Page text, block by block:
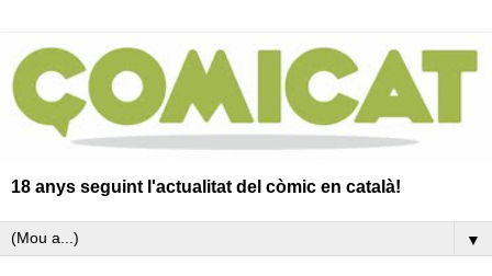
18 anys seguint l'actualitat del còmic en català!
▼